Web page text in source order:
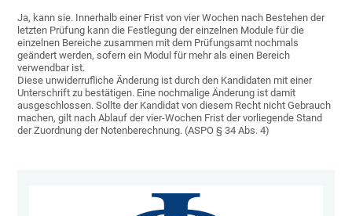
Ja, kann sie. Innerhalb einer Frist von vier Wochen nach Bestehen der
letzten Prüfung kann die Festlegung der einzelnen Module für die
einzelnen Bereiche zusammen mit dem Prüfungsamt nochmals
geändert werden, sofern ein Modul für mehr als einen Bereich
verwendbar ist.
Diese unwiderrufliche Änderung ist durch den Kandidaten mit einer
Unterschrift zu bestätigen. Eine nochmalige Änderung ist damit
ausgeschlossen. Sollte der Kandidat von diesem Recht nicht Gebrauch
machen, gilt nach Ablauf der vier-Wochen Frist der vorliegende Stand
der Zuordnung der Notenberechnung. (ASPO § 34 Abs. 4)